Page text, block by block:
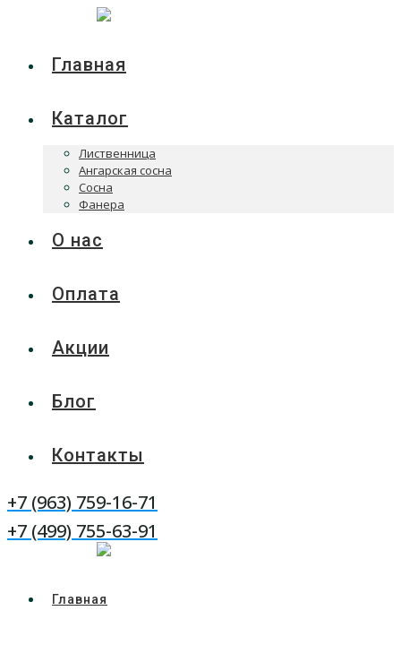
Главная
Каталог
Лиственница
Ангарская сосна
Сосна
Фанера
О нас
Оплата
Акции
Блог
Контакты
Telegram
WhatsApp
+7 (963) 759-16-71
+7 (499) 755-63-91
Главная